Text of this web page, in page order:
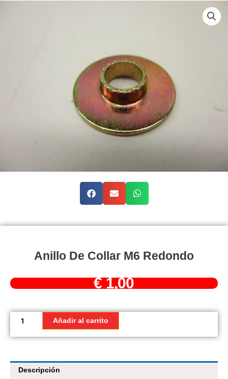
Anillo De Collar M6 Redondo
€1,00
M6
cantidad
Añadir al carrito
Descripción